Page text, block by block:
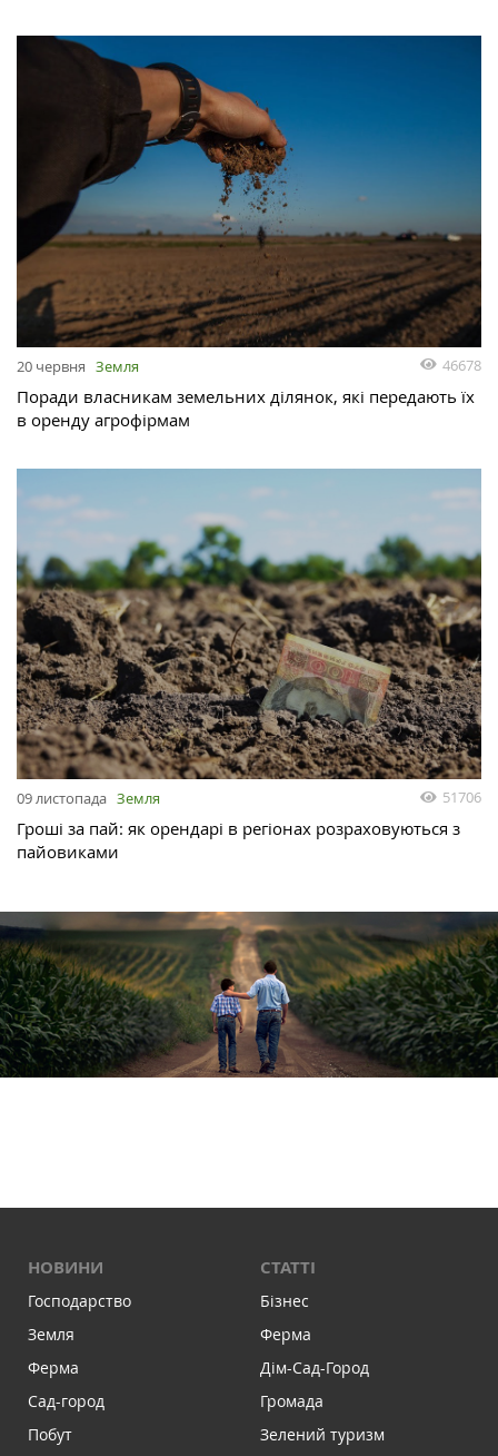
20 червня Земля 46678
Поради власникам земельних ділянок, які передають їх
в оренду агрофірмам
09 листопада Земля 51706
Гроші за пай: як орендарі в регіонах розраховуються з
пайовиками
НОВИНИ
Господарство
Земля
Ферма
Сад-город
Побут
СТАТТІ
Бізнес
Ферма
Дім-Сад-Город
Громада
Зелений туризм